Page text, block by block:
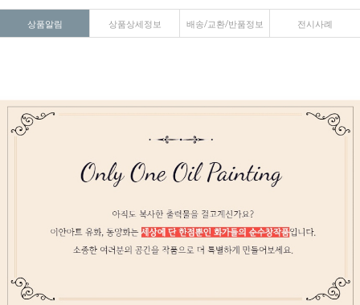
상품알림 상품상세정보 배송/교환/반품정보 전시사례